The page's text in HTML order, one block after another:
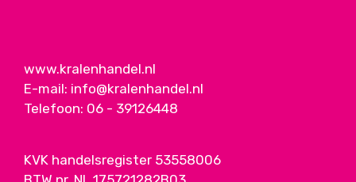
www.kralenhandel.nl
E-mail: info@kralenhandel.nl
Telefoon: 06 - 39126448
KVK handelsregister 53558006